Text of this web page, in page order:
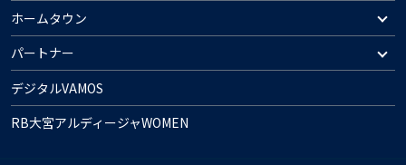
ホームタウン
パートナー
デジタルVAMOS
RB大宮アルディージャWOMEN